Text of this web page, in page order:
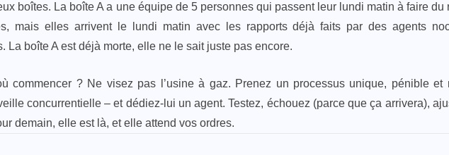
boîtes. La boîte A a une équipe de 5 personnes qui passent leur lundi matin à faire
mais elles arrivent le lundi matin avec les rapports déjà faits par des agents
La boîte A est déjà morte, elle ne le sait juste pas encore.
commencer ? Ne visez pas l’usine à gaz. Prenez un processus unique, pénible
concurrentielle – et dédiez-lui un agent. Testez, échouez (parce que ça arrivera),
demain, elle est là, et elle attend vos ordres.